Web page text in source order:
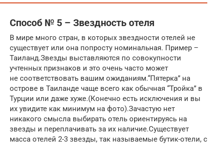
Способ № 5 – Звездность отеля
В мире много стран, в которых звездности отелей не
существует или она попросту номинальная. Пример –
Таиланд.Звезды выставляются по совокупности
учтенных признаков и это очень часто может
не соответствовать вашим ожиданиям.“Пятерка” на
острове в Таиланде чаще всего как обычная “Тройка” в
Турции или даже хуже.(Конечно есть исключения и вы
их увидите как минимум на фото).Зачастую нет
никакого смысла выбирать отель ориентируясь на
звезды и переплачивать за их наличие.Существует
масса отелей 2-3 звезды, так называемые бутик-отели, с